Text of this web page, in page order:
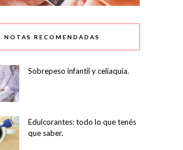
NOTAS RECOMENDADAS
Sobrepeso infantil y celiaquía.
Edulcorantes: todo lo que tenés
que saber.